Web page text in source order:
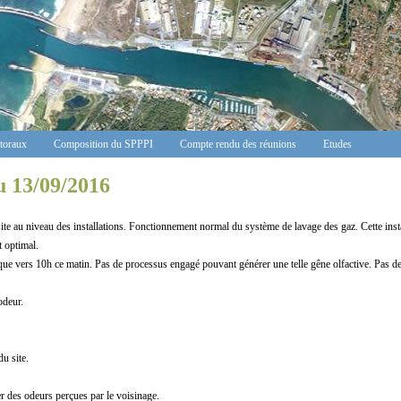
Composition du SPPPI Compte rendu des réunions Etudes
13/09/2016
au niveau des installations. Fonctionnement normal du système de lavage des gaz. Cette
optimal.
vers 10h ce matin. Pas de processus engagé pouvant générer une telle gêne olfactive. Pas
site.
des odeurs perçues par le voisinage.